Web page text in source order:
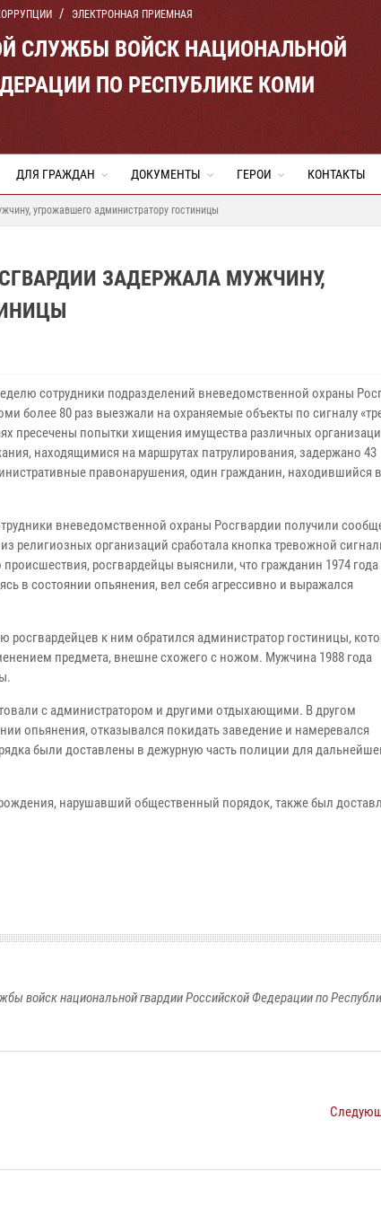
ЭЛЕКТРОННАЯ ПРИЕМНАЯ
СЛУЖБЫ ВОЙСК НАЦИОНАЛЬНОЙ
ПО РЕСПУБЛИКЕ КОМИ
ДЛЯ ГРАЖДАН ДОКУМЕНТЫ ГЕРОИ КОНТАКТЫ
угрожавшего администратору гостиницы
ЗАДЕРЖАЛА МУЖЧИНУ,
сотрудники подразделений вневедомственной охраны
более 80 раз выезжали на охраняемые объекты по сигналу
пресечены попытки хищения имущества различных
находящимися на маршрутах патрулирования, задержано 43
правонарушения, один гражданин, находившийся в
вневедомственной охраны Росгвардии получили
религиозных организаций сработала кнопка тревожной
росгвардейцы выяснили, что гражданин 1974 года
в состоянии опьянения, вел себя агрессивно и выражался
к ним обратился администратор гостиницы,
предмета, внешне схожего с ножом. Мужчина 1988 года
с администратором и другими отдыхающими. В другом
опьянения, отказывался покидать заведение и намеревался
были доставлены в дежурную часть полиции для
нарушавший общественный порядок, также был
войск национальной гвардии Российской Федерации по